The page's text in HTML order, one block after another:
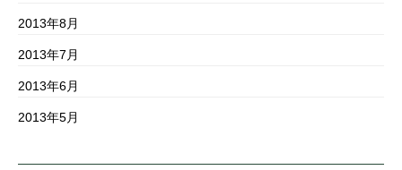
2013年8月
2013年7月
2013年6月
2013年5月